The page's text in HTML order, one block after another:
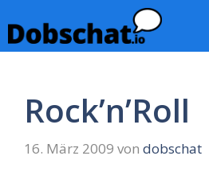
Inhalt
springen
Rock’n’Roll
16. März 2009 von dobschat